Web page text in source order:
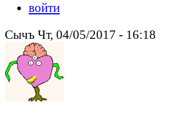
войти
Сычъ Чт, 04/05/2017 - 16:18